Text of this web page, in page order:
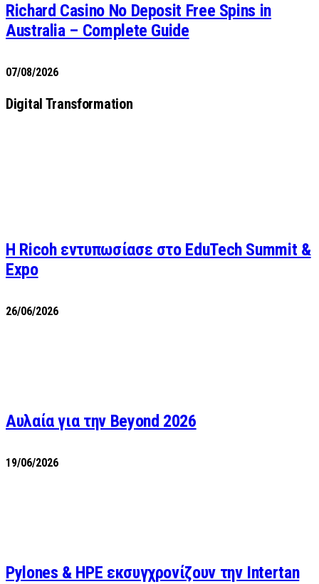
Richard Casino No Deposit Free Spins in
Australia – Complete Guide
07/08/2026
Digital Transformation
Η Ricoh εντυπωσίασε στο EduTech Summit &
Expo
26/06/2026
Αυλαία για την Beyond 2026
19/06/2026
Pylones & HPE εκσυγχρονίζουν την Intertan